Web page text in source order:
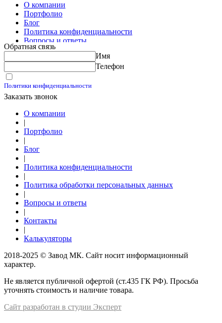
О компании
Портфолио
Блог
Политика конфиденциальности
Вопросы и ответы
Контакты
Обратная связь
Имя
Телефон
Политики конфиденциальности
Заказать звонок
О компании
|
Портфолио
|
Блог
|
Политика конфиденциальности
|
Политика обработки персональных данных
|
Вопросы и ответы
|
Контакты
|
Калькуляторы
2018-2025 © Завод МК. Сайт носит информационный
характер.
Не является публичной офертой (ст.435 ГК РФ). Просьба
уточнять стоимость и наличие товара.
Сайт разработан в студии Эксперт